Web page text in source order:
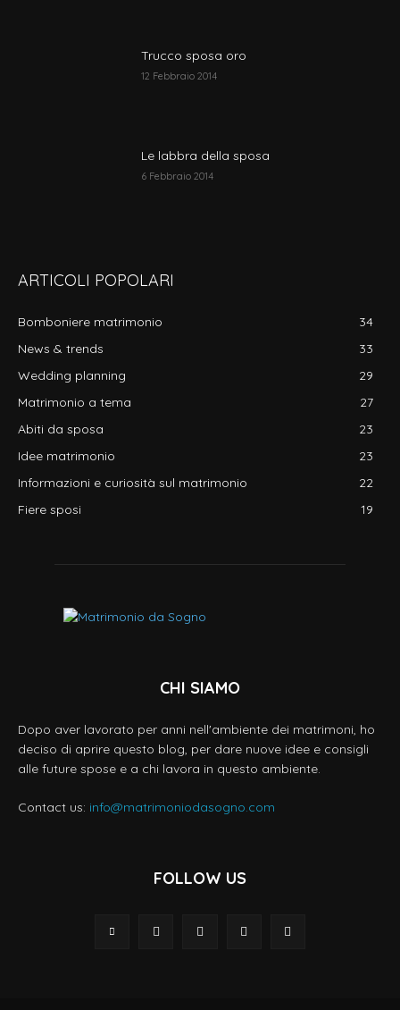
Trucco sposa oro
12 Febbraio 2014
Le labbra della sposa
6 Febbraio 2014
ARTICOLI POPOLARI
Bomboniere matrimonio
34
News & trends
33
Wedding planning
29
Matrimonio a tema
27
Abiti da sposa
23
Idee matrimonio
23
Informazioni e curiosità sul matrimonio
22
Fiere sposi
19
CHI SIAMO
Dopo aver lavorato per anni nell'ambiente dei matrimoni, ho
deciso di aprire questo blog, per dare nuove idee e consigli
alle future spose e a chi lavora in questo ambiente.
Contact us: info@matrimoniodasogno.com
FOLLOW US